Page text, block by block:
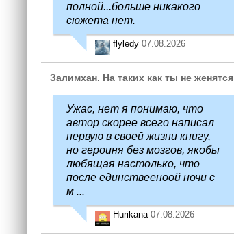
полной...больше никакого
сюжета нет.
flyledy 07.08.2026
Залимхан. На таких как ты не женятся
Ужас, нет я понимаю, что
автор скорее всего написал
первую в своей жизни книгу,
но героиня без мозгов, якобы
любящая настолько, что
после единствееноой ночи с
м ...
Hurikana 07.08.2026